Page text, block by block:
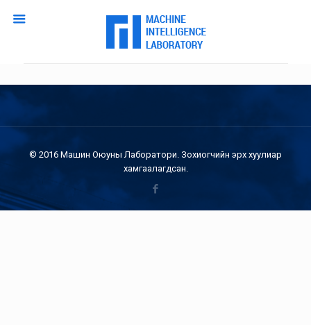
© 2016 Машин Оюуны Лаборатори. Зохиогчийн эрх хуулиар
хамгаалагдсан.